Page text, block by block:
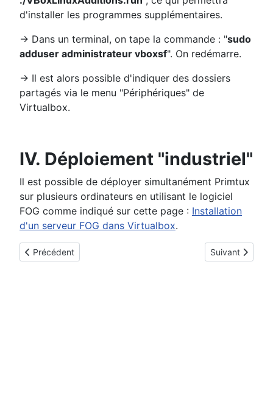
d'installer les programmes supplémentaires.
→ Dans un terminal, on tape la commande : "sudo
adduser administrateur vboxsf". On redémarre.
→ Il est alors possible d'indiquer des dossiers
partagés via le menu "Périphériques" de
Virtualbox.
IV. Déploiement "industriel"
Il est possible de déployer simultanément Primtux
sur plusieurs ordinateurs en utilisant le logiciel
FOG comme indiqué sur cette page : Installation
d'un serveur FOG dans Virtualbox.
Article précédent : [Primtux] Installation de Primtux 8
Précédent Article suivant
Suivant